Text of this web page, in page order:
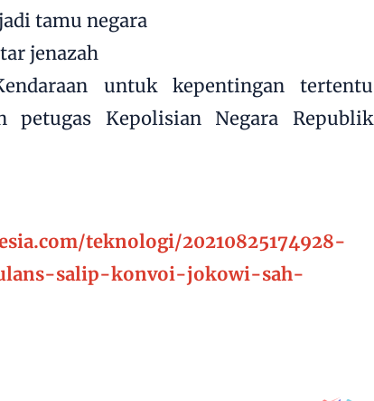
tamu negara
jenazah
untuk kepentingan tertentu
petugas Kepolisian Negara Republik
teknologi/20210825174928-
salip-konvoi-jokowi-sah-